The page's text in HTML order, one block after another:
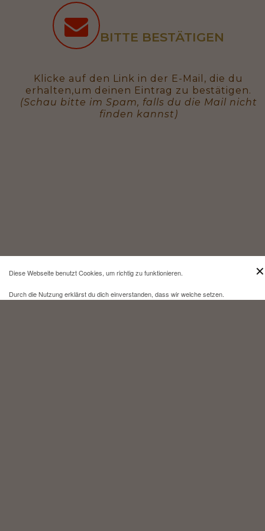
BITTE BESTÄTIGEN
Klicke auf den Link in der E-Mail, die du
erhalten,um deinen Eintrag zu bestätigen.
(Schau bitte im Spam, falls du die Mail nicht
finden kannst)
✕
Diese Webseite benutzt Cookies, um richtig zu funktionieren.
Durch die Nutzung erklärst du dich einverstanden, dass wir welche setzen.